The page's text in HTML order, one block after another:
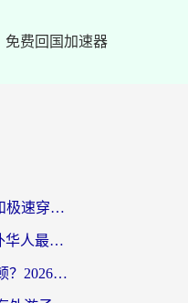
免费回国加速器
海外党必看：ChickCN和极速穿梭VPN好用吗？3招教你选对回国加速器无缝刷国内资源
斧牛和light哪个好？海外华人最关心的回国加速器选择难题，一篇讲透
在国外怎么用虎牙不卡顿？2026海外华人亲测有效的回国加速器选择指南